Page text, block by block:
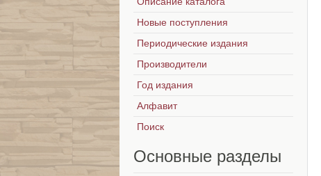
Новые поступления
Периодические издания
Производители
Год издания
Алфавит
Поиск
Основные разделы